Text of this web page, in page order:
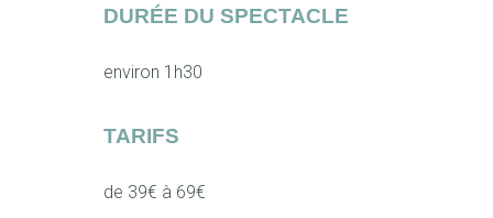
DURÉE DU SPECTACLE
environ 1h30
TARIFS
de 39€ à 69€